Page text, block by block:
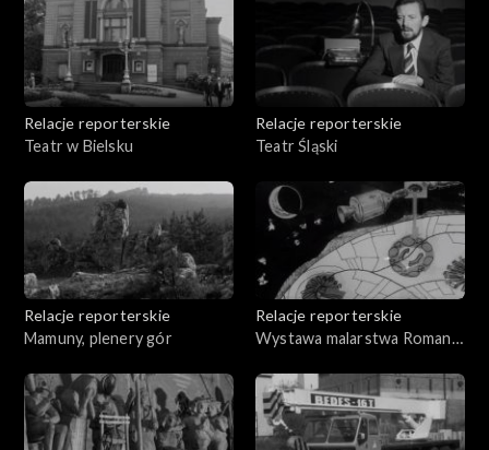
Relacje reporterskie
Teatr w Bielsku
Relacje reporterskie
Teatr Śląski
Relacje reporterskie
Mamuny, plenery gór
Relacje reporterskie
Wystawa malarstwa Romana